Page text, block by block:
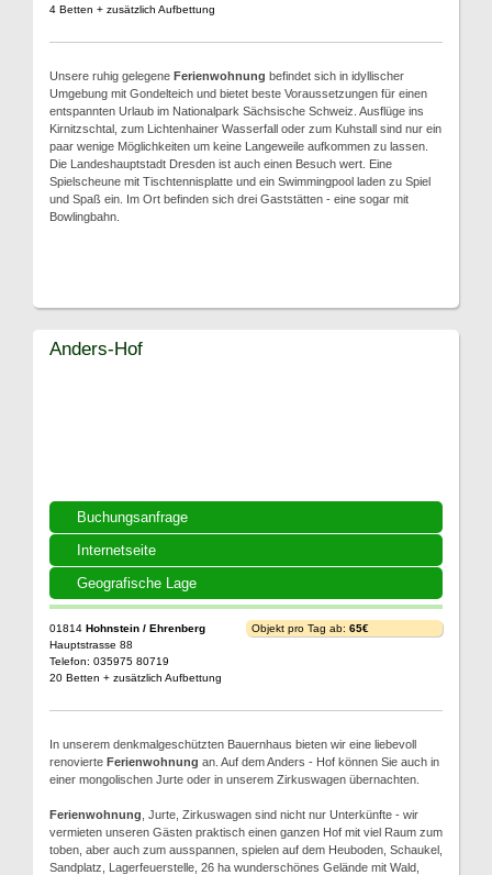
4 Betten + zusätzlich Aufbettung
Unsere ruhig gelegene Ferienwohnung befindet sich in idyllischer
Umgebung mit Gondelteich und bietet beste Voraussetzungen für einen
entspannten Urlaub im Nationalpark Sächsische Schweiz. Ausflüge ins
Kirnitzschtal, zum Lichtenhainer Wasserfall oder zum Kuhstall sind nur ein
paar wenige Möglichkeiten um keine Langeweile aufkommen zu lassen.
Die Landeshauptstadt Dresden ist auch einen Besuch wert. Eine
Spielscheune mit Tischtennisplatte und ein Swimmingpool laden zu Spiel
und Spaß ein. Im Ort befinden sich drei Gaststätten - eine sogar mit
Bowlingbahn.
Buchungsanfrage
Internetseite
Geografische Lage
Anders-Hof
01814 Hohnstein / Ehrenberg
Hauptstrasse 88
Telefon: 035975 80719
20 Betten + zusätzlich Aufbettung
Objekt pro Tag ab: 65€
In unserem denkmalgeschützten Bauernhaus bieten wir eine liebevoll
renovierte Ferienwohnung an. Auf dem Anders - Hof können Sie auch in
einer mongolischen Jurte oder in unserem Zirkuswagen übernachten.
Ferienwohnung , Jurte, Zirkuswagen sind nicht nur Unterkünfte - wir
vermieten unseren Gästen praktisch einen ganzen Hof mit viel Raum zum
toben, aber auch zum ausspannen, spielen auf dem Heuboden, Schaukel,
Sandplatz, Lagerfeuerstelle, 26 ha wunderschönes Gelände mit Wald,